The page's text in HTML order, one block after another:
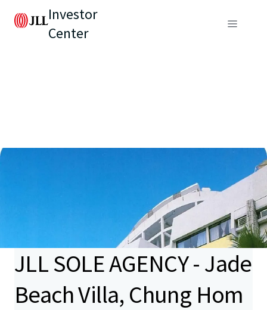
Investor
Center
JLL SOLE AGENCY - Jade
Beach Villa, Chung Hom